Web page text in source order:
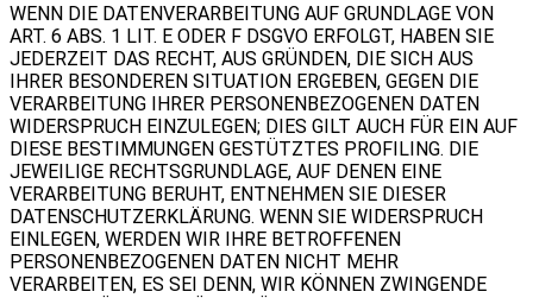
WENN DIE DATENVERARBEITUNG AUF GRUNDLAGE VON
ART. 6 ABS. 1 LIT. E ODER F DSGVO ERFOLGT, HABEN SIE
JEDERZEIT DAS RECHT, AUS GRÜNDEN, DIE SICH AUS
IHRER BESONDEREN SITUATION ERGEBEN, GEGEN DIE
VERARBEITUNG IHRER PERSONENBEZOGENEN DATEN
WIDERSPRUCH EINZULEGEN; DIES GILT AUCH FÜR EIN AUF
DIESE BESTIMMUNGEN GESTÜTZTES PROFILING. DIE
JEWEILIGE RECHTSGRUNDLAGE, AUF DENEN EINE
VERARBEITUNG BERUHT, ENTNEHMEN SIE DIESER
DATENSCHUTZERKLÄRUNG. WENN SIE WIDERSPRUCH
EINLEGEN, WERDEN WIR IHRE BETROFFENEN
PERSONENBEZOGENEN DATEN NICHT MEHR
VERARBEITEN, ES SEI DENN, WIR KÖNNEN ZWINGENDE